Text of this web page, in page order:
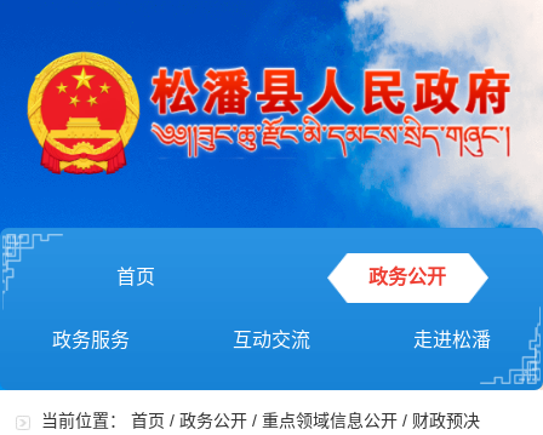
首页 政务公开
政务服务 互动交流 走进松潘
当前位置：首页 /政务公开 /重点领域信息公开 / 财政预决